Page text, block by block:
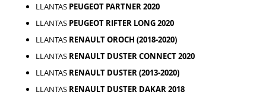
LLANTAS PEUGEOT PARTNER 2020
LLANTAS PEUGEOT RIFTER LONG 2020
LLANTAS RENAULT OROCH (2018-2020)
LLANTAS RENAULT DUSTER CONNECT 2020
LLANTAS RENAULT DUSTER (2013-2020)
LLANTAS RENAULT DUSTER DAKAR 2018